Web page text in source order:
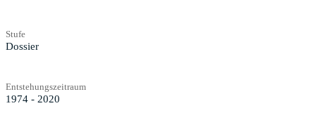
Stufe
Dossier
Entstehungszeitraum
1974 - 2020